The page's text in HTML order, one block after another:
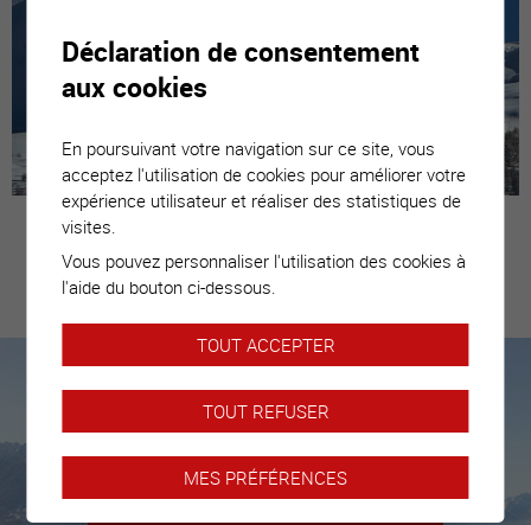
Estimez votre
bien
Nous sommes là pour vous
Nous déléguerons un expert pour
Déclaration de consentement
aux cookies
En poursuivant votre navigation sur ce site, vous
acceptez l'utilisation de cookies pour améliorer votre
expérience utilisateur et réaliser des statistiques de
visites.
Vous pouvez personnaliser l'utilisation des cookies à
l'aide du bouton ci-dessous.
TOUT ACCEPTER
TOUT REFUSER
MES PRÉFÉRENCES